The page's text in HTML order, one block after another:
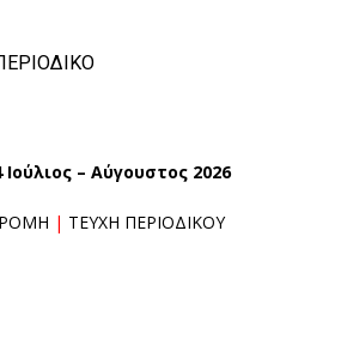
Ιούλιος – Αύγουστος 2026
| ΤΕΥΧΗ ΠΕΡΙΟΔΙΚΟΥ